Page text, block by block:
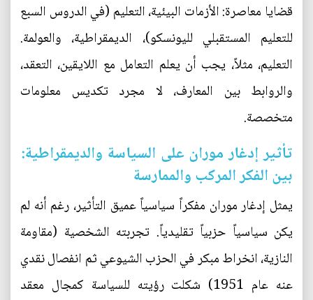
قضايا معاصرة: الأزمات البيئية، التعليم (في الدروس السبع
للتعليم المستقبلي لليونسكو)، الديمقراطية، والعولمة.
التعليم، مثلاً، يجب أن يعلم التعامل مع اللايقين، التعقد،
والروابط بين المعارف، لا مجرد تكديس معلومات
متخصصة.
تأثير إدغار موران على السياسة والديمقراطية:
بين الفكر المركب والممارسة
يمثل إدغار موران مفكراً سياسياً عميق التأثير، رغم أنه لم
يكن سياسياً حزبياً تقليدياً. تجربته الشخصية (مقاومة
النازية، انخراط مبكر في الحزب الشيوعي ثم انفصال نقدي
عنه عام 1951) شكلت رؤيته للسياسة كمجال معقد